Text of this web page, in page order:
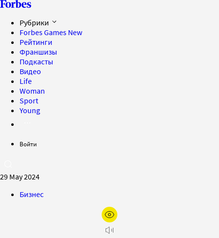
Рубрики
Forbes Games New
Рейтинги
Франшизы
Подкасты
Видео
Life
Woman
Sport
Young
Войти
29 May 2024
Бизнес